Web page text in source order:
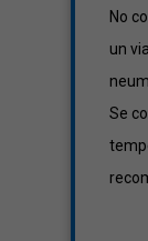
No
un
Se